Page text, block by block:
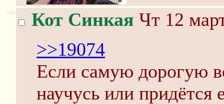
>> Кот Синкая Чт 12
>>19074
Если самую дорогую
научусь или придётся